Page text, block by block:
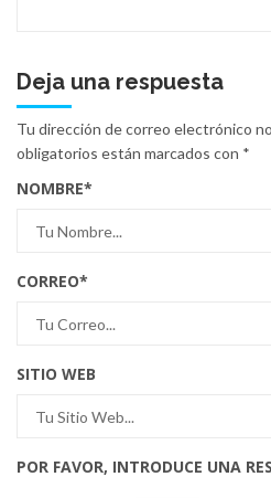
Deja una respuesta
Tu dirección de correo electrónico
obligatorios están marcados con *
NOMBRE*
CORREO*
SITIO WEB
POR FAVOR, INTRODUCE UNA